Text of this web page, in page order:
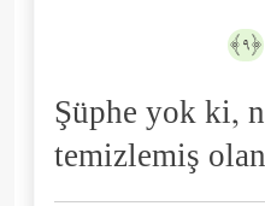
﴿٩﴾
Şüphe yok ki,
temizlemiş